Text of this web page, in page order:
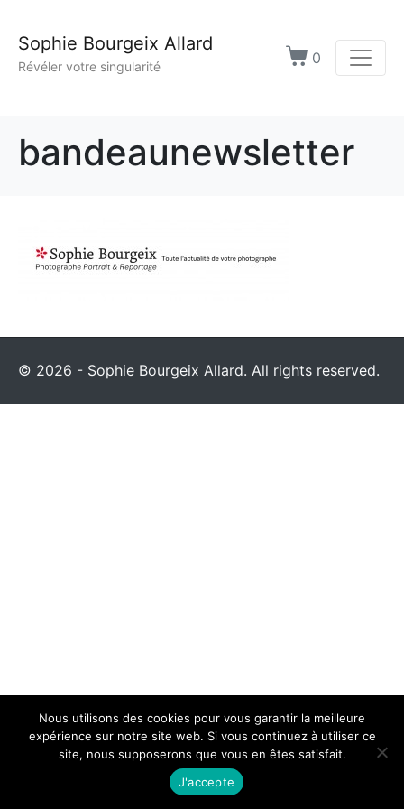
Sophie Bourgeix Allard
Révéler votre singularité 0
bandeaunewsletter
© 2026 - Sophie Bourgeix Allard. All rights reserved.
Nous utilisons des cookies pour vous garantir la meilleure
expérience sur notre site web. Si vous continuez à utiliser ce
site, nous supposerons que vous en êtes satisfait.
J'accepte